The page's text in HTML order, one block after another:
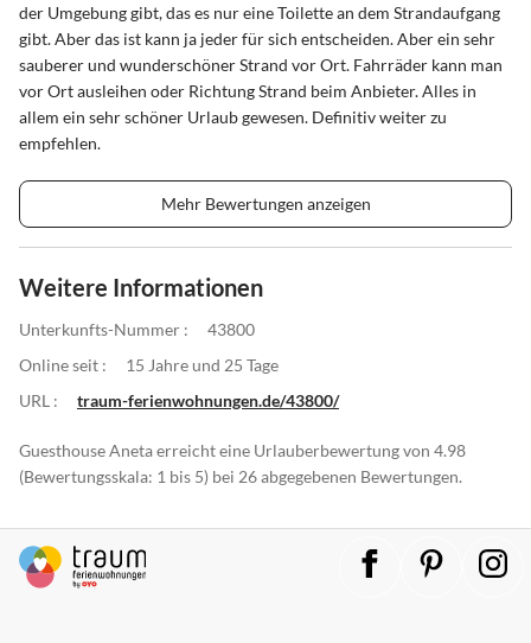
der Umgebung gibt, das es nur eine Toilette an dem Strandaufgang
gibt. Aber das ist kann ja jeder für sich entscheiden. Aber ein sehr
sauberer und wunderschöner Strand vor Ort. Fahrräder kann man
vor Ort ausleihen oder Richtung Strand beim Anbieter. Alles in
allem ein sehr schöner Urlaub gewesen. Definitiv weiter zu
empfehlen.
Mehr Bewertungen anzeigen
Weitere Informationen
Unterkunfts-Nummer :
43800
Online seit :
15 Jahre und 25 Tage
URL :
traum-ferienwohnungen.de/43800/
Guesthouse Aneta erreicht eine Urlauberbewertung von 4.98
(Bewertungsskala: 1 bis 5) bei 26 abgegebenen Bewertungen.